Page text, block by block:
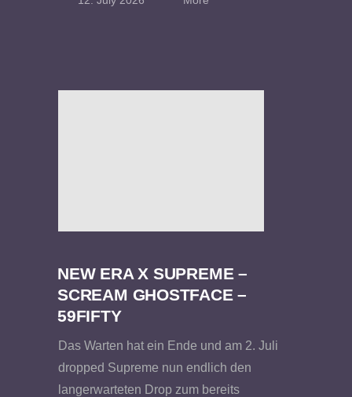
NEW ERA X SUPREME –
SCREAM GHOSTFACE –
59FIFTY
Das Warten hat ein Ende und am 2. Juli
dropped Supreme nun endlich den
langerwarteten Drop zum bereits